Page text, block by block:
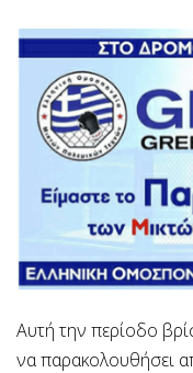
Αυτή την περίοδο
να παρακολουθήσει